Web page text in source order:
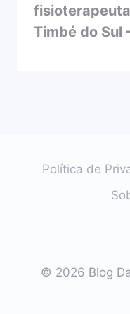
Timbé do Sul
Política de
© 2026 Blog